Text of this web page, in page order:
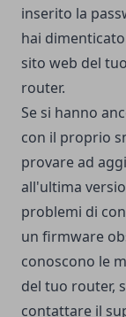
inserito la
hai
sito web del
router.
Se si hanno
con il proprio
provare ad
all'ultima
problemi di
un firmware
conoscono le
del tuo router,
contattare il